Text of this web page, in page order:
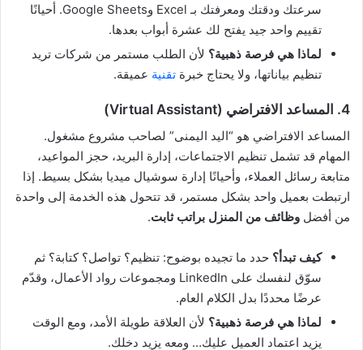
سرعتك ودقتك ومعرفتك بـ Excel وGoogle Sheets. أحيانًا
تقييم واحد جيد يفتح لك عشرة أبواب بعدها.
لماذا هي فرصة ذهبية؟ لأن الطلب مستمر من شركات تريد
تنظيم بياناتها، ولا يحتاج خبرة تقنية عميقة.
4. المساعد الافتراضي (Virtual Assistant)
المساعد الافتراضي هو “اليد اليمنى” لصاحب مشروع مشغول.
المهام قد تشمل تنظيم الاجتماعات، إدارة البريد، حجز المواعيد،
متابعة رسائل العملاء، وأحيانًا إدارة سوشيال ميديا بشكل بسيط. إذا
ارتبطت بعميل واحد بشكل مستمر، قد تتحول هذه الخدمة إلى واحدة
من أفضل وظائف من المنزل براتب ثابت.
كيف تبدأ؟ حدد ما تجيده بوضوح: تنظيم؟ تواصل؟ كتابة؟ ثم
سوّق لنفسك على LinkedIn ومجموعات رواد الأعمال، وقدّم
عرضًا محددًا بدل الكلام العام.
لماذا هي فرصة ذهبية؟ لأن العلاقة طويلة الأمد، ومع الوقت
يزيد اعتماد العميل عليك… ومعه يزيد دخلك.